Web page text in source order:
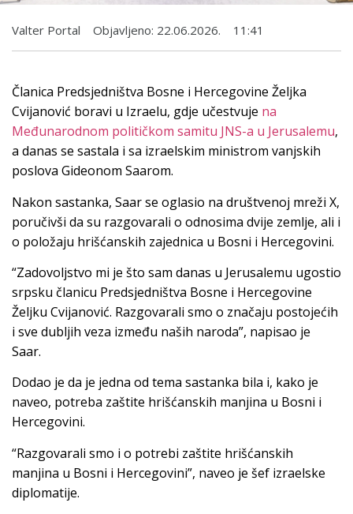
Valter Portal Objavljeno: 22.06.2026. 11:41
Članica Predsjedništva Bosne i Hercegovine Željka
Cvijanović boravi u Izraelu, gdje učestvuje na
Međunarodnom političkom samitu JNS-a u Jerusalemu,
a danas se sastala i sa izraelskim ministrom vanjskih
poslova Gideonom Saarom.
Nakon sastanka, Saar se oglasio na društvenoj mreži X,
poručivši da su razgovarali o odnosima dvije zemlje, ali i
o položaju hrišćanskih zajednica u Bosni i Hercegovini.
“Zadovoljstvo mi je što sam danas u Jerusalemu ugostio
srpsku članicu Predsjedništva Bosne i Hercegovine
Željku Cvijanović. Razgovarali smo o značaju postojećih
i sve dubljih veza između naših naroda”, napisao je
Saar.
Dodao je da je jedna od tema sastanka bila i, kako je
naveo, potreba zaštite hrišćanskih manjina u Bosni i
Hercegovini.
“Razgovarali smo i o potrebi zaštite hrišćanskih
manjina u Bosni i Hercegovini”, naveo je šef izraelske
diplomatije.